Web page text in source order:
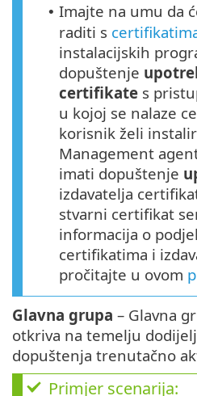
• Imajte na umu da
raditi s
instalacijskih
dopuštenje
certifikate s
u kojoj se nalaze
korisnik želi
Management
imati dopuštenje
izdavatelja
stvarni certifikat
informacija o
certifikatima i
pročitajte u ovom
Glavna grupa – Glavna
otkriva na temelju
dopuštenja trenutačno
Primjer scenarija: